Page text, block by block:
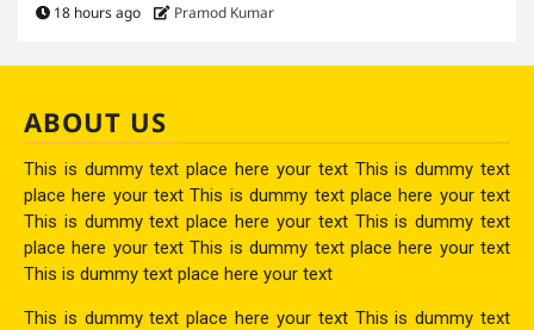
18 hours ago Pramod Kumar
ABOUT US
This is dummy text place here your text This is dummy text
place here your text This is dummy text place here your text
This is dummy text place here your text This is dummy text
place here your text This is dummy text place here your text
This is dummy text place here your text
This is dummy text place here your text This is dummy text